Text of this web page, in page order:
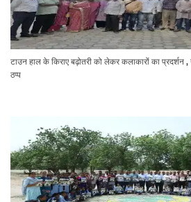
टाउन हाल के किराए बढ़ोतरी को लेकर कलाकारों का प्रदर्शन
ठप्प